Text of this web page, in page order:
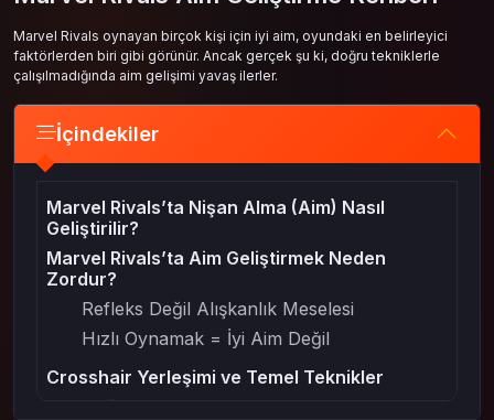
Marvel Rivals oynayan birçok kişi için iyi aim, oyundaki en belirleyici
faktörlerden biri gibi görünür. Ancak gerçek şu ki, doğru tekniklerle
çalışılmadığında aim gelişimi yavaş ilerler.
İçindekiler
Marvel Rivals’ta Nişan Alma (Aim) Nasıl
Geliştirilir?
Marvel Rivals’ta Aim Geliştirmek Neden
Zordur?
Refleks Değil Alışkanlık Meselesi
Hızlı Oynamak = İyi Aim Değil
Crosshair Yerleşimi ve Temel Teknikler
Doğru Crosshair Pozisyonu